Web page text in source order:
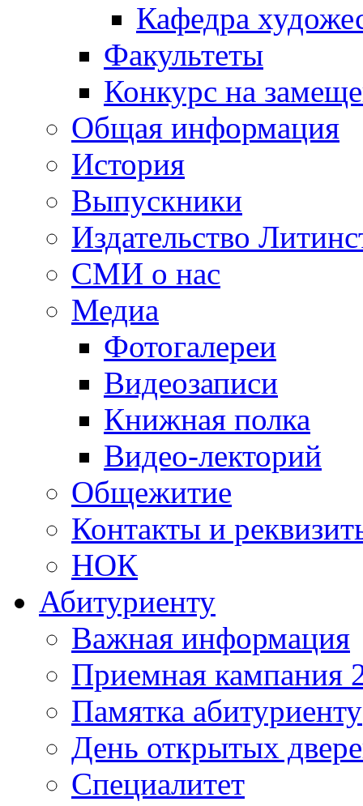
Кафедра
Факультеты
Конкурс на
Общая информация
История
Выпускники
Издательство
СМИ о нас
Медиа
Фотогалереи
Видеозаписи
Книжная полка
Видео-лекторий
Общежитие
Контакты и
НОК
Абитуриенту
Важная информация
Приемная кампания
Памятка абитуриенту
День открытых
Специалитет